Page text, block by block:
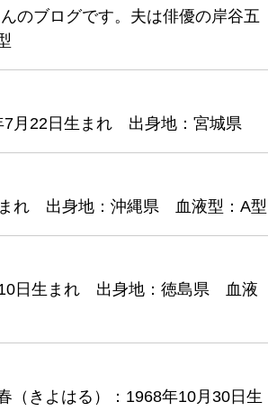
のブログです。夫は俳優の岸谷五
7月22日生まれ 出身地：宮城県
まれ 出身地：沖縄県 血液型：A型
10日生まれ 出身地：徳島県 血液
（きよはる）：1968年10月30日生